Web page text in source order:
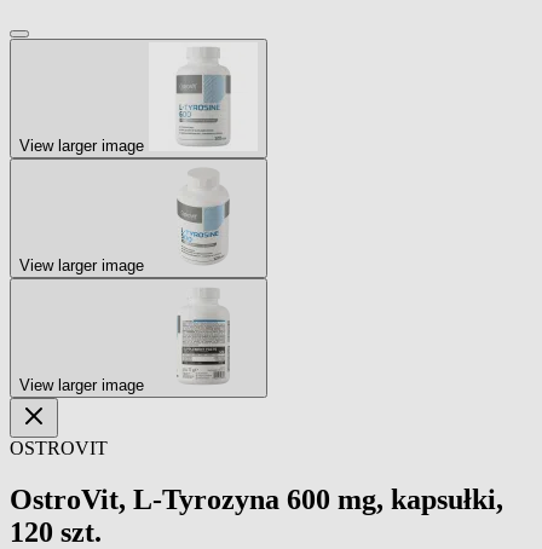
View larger image
View larger image
View larger image
OSTROVIT
OstroVit, L-Tyrozyna 600 mg, kapsułki,
120 szt.